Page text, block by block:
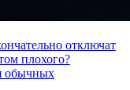
отключат
плохого?
обычных